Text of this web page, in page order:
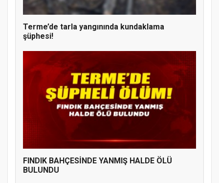
Terme’de tarla yangınında kundaklama
şüphesi!
FINDIK BAHÇESİNDE YANMIŞ HALDE ÖLÜ
BULUNDU